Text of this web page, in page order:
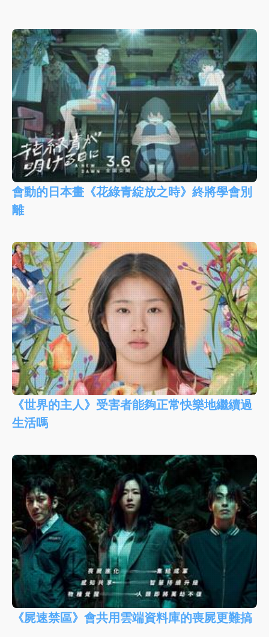
會動的日本畫《花綠青綻放之時》終將學會別
離
《世界的主人》受害者能夠正常快樂地繼續過
生活嗎
《屍速禁區》會共用雲端資料庫的喪屍更難搞